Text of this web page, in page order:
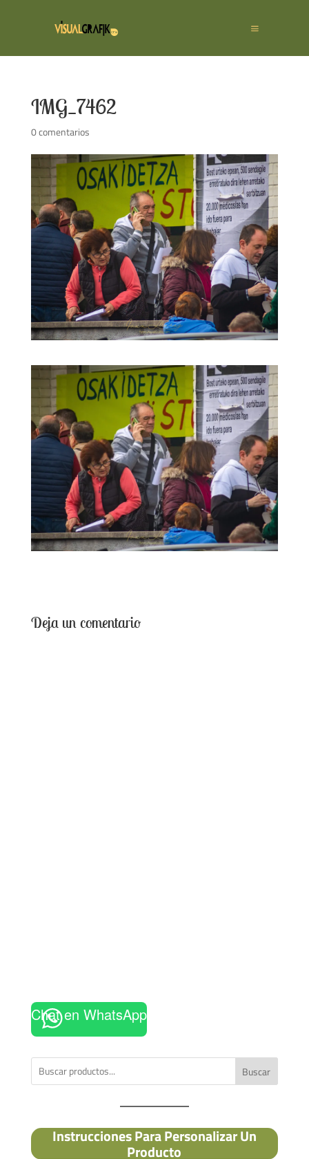
IMG_7462
0 comentarios
Deja un comentario
Chat en WhatsApp
Buscar
Instrucciones Para Personalizar Un
Producto